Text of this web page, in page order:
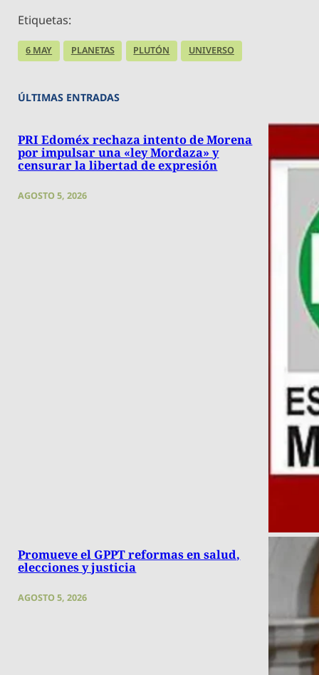
Etiquetas:
6 MAY PLANETAS PLUTÓN UNIVERSO
ÚLTIMAS ENTRADAS
PRI Edoméx rechaza intento de Morena
por impulsar una «ley Mordaza» y
censurar la libertad de expresión
AGOSTO 5, 2026
Promueve el GPPT reformas en salud,
elecciones y justicia
AGOSTO 5, 2026